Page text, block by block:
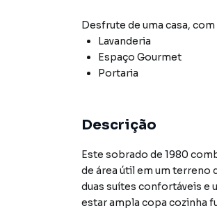
Desfrute de uma casa,
Lavanderia
Espaço Gourmet
Portaria
Descrição
Este sobrado de 1980
de área útil em um terreno
duas suítes confortáveis e
estar ampla copa cozinha